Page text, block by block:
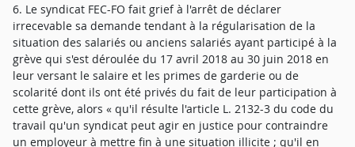
6. Le syndicat FEC-FO fait grief à l'arrêt de déclarer
irrecevable sa demande tendant à la régularisation de la
situation des salariés ou anciens salariés ayant participé à la
grève qui s'est déroulée du 17 avril 2018 au 30 juin 2018 en
leur versant le salaire et les primes de garderie ou de
scolarité dont ils ont été privés du fait de leur participation à
cette grève, alors « qu'il résulte l'article L. 2132-3 du code du
travail qu'un syndicat peut agir en justice pour contraindre
un employeur à mettre fin à une situation illicite ; qu'il en